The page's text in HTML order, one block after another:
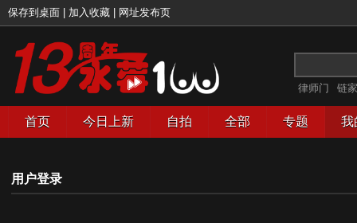
保存到桌面 加入收藏 网址发布页
律师门 链
首页 今日上新 自拍 全部 专题 我
用户登录